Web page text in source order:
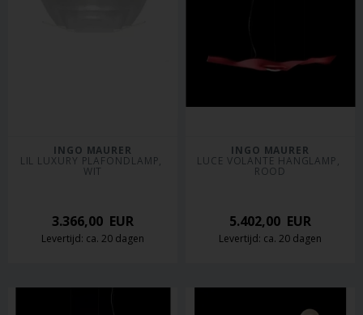
INGO MAURER
LIL LUXURY PLAFONDLAMP,
WIT
3.366,00 EUR
Levertijd: ca. 20 dagen
INGO MAURER
LUCE VOLANTE HANGLAMP,
ROOD
5.402,00 EUR
Levertijd: ca. 20 dagen